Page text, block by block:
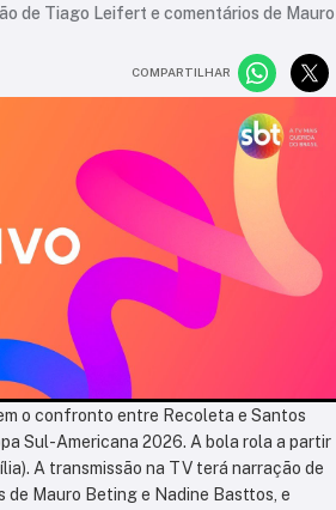
de Tiago Leifert e comentários de Mauro
COMPARTILHAR
o confronto entre Recoleta e Santos
Sul-Americana 2026. A bola rola a partir
A transmissão na TV terá narração de
Mauro Beting e Nadine Basttos, e